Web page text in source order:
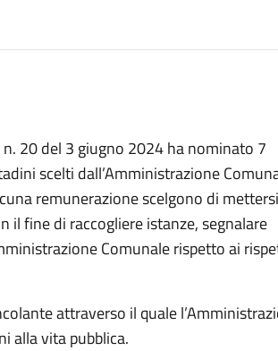
20 del 3 giugno 2024 ha nominato 7
scelti dall’Amministrazione
remunerazione scelgono di
fine di raccogliere istanze, segnalare
Comunale rispetto ai
attraverso il quale
alla vita pubblica.